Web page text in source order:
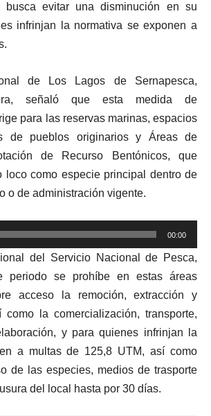
busca evitar una disminución en su
infrinjan la normativa se exponen a
de Los Lagos de Sernapesca,
señaló que esta medida de
para las reservas marinas, espacios
de pueblos originarios y Áreas de
de Recurso Bentónicos, que
loco como especie principal dentro de
o de administración vigente.
00:00
del Servicio Nacional de Pesca,
periodo se prohíbe en estas áreas
acceso la remoción, extracción y
como la comercialización, transporte,
y para quienes infrinjan la
a multas de 125,8 UTM, así como
de las especies, medios de trasporte
del local hasta por 30 días.